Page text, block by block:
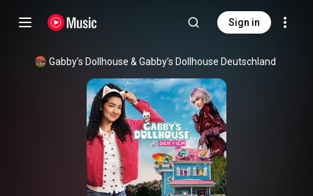
Sign in
Gabby's Dollhouse & Gabby’s Dollhouse Deutschland